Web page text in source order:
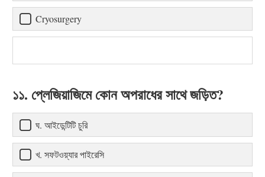
Cryosurgery
১১. প্লেজিয়াজিমে কোন অপরাধের সাথে জড়িত?
ঘ. আইডেন্টিটি চুরি
খ. সফটওয়্যার পাইরেসি